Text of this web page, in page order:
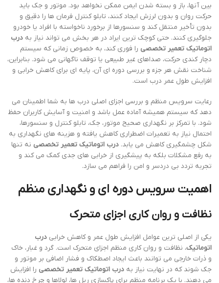
بین آنها، باز و بسته شدن ایمن ممکن نخواهد بود. موتور و جک باید
حرکت روان و بدون لرزش ایجاد کنند، تابلو کنترل فرمان ها را دقیق و
بدون تأخیر منتقل کند و سنسورها از برخورد ناخواسته با افراد یا خودرو
جلوگیری کنند. حتی کوچک ترین ایراد در هر بخش می تواند نیاز به درب
اتوماتیک تعمیر تخصصی را فوری کند، به خصوص زمانی که سیستم
دچار کندی حرکت، صداهای غیر طبیعی یا توقف ناگهانی می شود. بنابراین،
شناخت نقش هر جزء و بررسی دوره ای آن، پایه ای برای کاهش خرابی و
افزایش طول عمر درب است.
رعایت سرویس منظم و بررسی اجزای اصلی درب ها به شما اطمینان می
دهد که سیستم همیشه آماده عمل باشد و امنیت و آسایش کاربران حفظ
شود. با تمرکز بر نگهداری صحیح موتور، جک، تابلو کنترل و سنسورها،
احتمال نیاز به تعمیرات اضطراری کاهش یافته و هزینه های نگهداری به
شکل چشمگیری کاهش می یابد. درب اتوماتیک تعمیر تخصصی نه تنها
به رفع مشکلات بلکه به پیشگیری از خرابی های جدی کمک می کند و
تجربه تردد بی دردسر و امن را فراهم می سازد.
اهمیت سرویس دوره ای و نگهداری منظم
نظافت و روان کاری اجزای متحرک
یکی از اصلی ترین عوامل افزایش طول عمر و کاهش خرابی درب
اتوماتیک، نظافت و روان کاری منظم اجزای متحرک است. گرد و غبار، خاک
و ذرات خارجی می توانند باعث ایجاد اصطکاک و فشار اضافی بر موتور و
جک شوند که در نهایت نیاز به درب اتوماتیک تعمیر تخصصی را افزایش
می دهند. با یک برنامه منظم برای پاکسازی ریل ها، لولاها و چرخ دنده ها،